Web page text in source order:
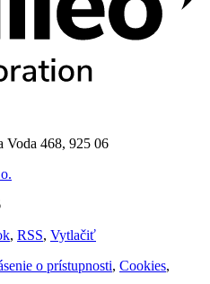
Voda 468, 925 06
, RSS, Vytlačiť
o prístupnosti, Cookies,